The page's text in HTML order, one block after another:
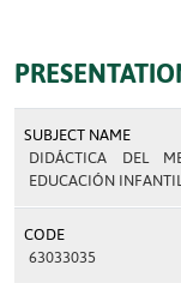
SUBJECT NAME
DIDÁCTICA DEL
EDUCACIÓN
CODE
63033035